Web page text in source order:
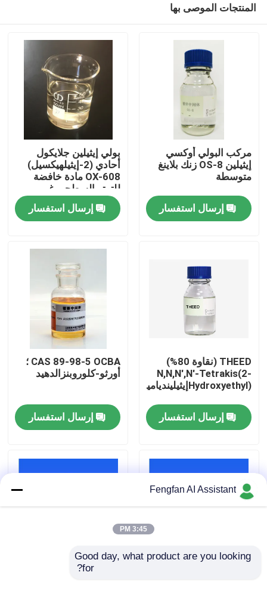
فيديوهات
معلومات عنا
جولة في المصنع
اطلب عرض أسعار
المنتجات الموصى بها
مركب البولي أوكسي
إيثيلين OS-8 زنك بلاينغ
متوسطة
إرسال استفسار
بولي إيثيلين جلايكول
أحادي (2-إيثيلهيكسيل)
OX-608 مادة خافضة
للتوتر السطحي غير
الأيونية مع اختبار ≥80%
إرسال استفسار
THEED (نقاوة 80%)
N,N,N',N'-Tetrakis(2-
Hydroxyethyl)إيثيلينديامين
إرسال استفسار
CAS 89-98-5 OCBA ؛
أورثو-كلوروبنزالدهيد
إرسال استفسار
CAS 52338-87-1 N,N'-
Fengfan AI Assistant
3:45 PM
Good day, what product are you looking
for?